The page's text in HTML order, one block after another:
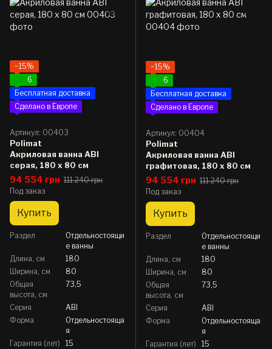
−15%
6
Бесплатная доставка
Сделано в Европе
Артикул: 00403
Polimat
Акриловая ванна ABI
серая, 180 x 80 см
94 554 грн 111 240 грн
Под заказ
Купить
Раздел
Отдельностоящи
е ванны
Длина, см
180
Ширина, см
80
Общая
высота, см
73,5
Серия
ABI
Форма
Отдельностояща
я
Гарантия (лет)
15
−15%
6
Бесплатная доставка
Сделано в Европе
Артикул: 00404
Polimat
Акриловая ванна ABI
графитовая, 180 x 80 см
94 554 грн 111 240 грн
Под заказ
Купить
Раздел
Отдельностоящи
е ванны
Длина, см
180
Ширина, см
80
Общая
высота, см
73,5
Серия
ABI
Форма
Отдельностояща
я
Гарантия (лет)
15